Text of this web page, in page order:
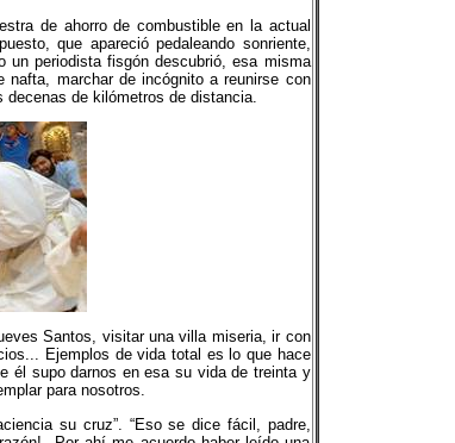
de ahorro de combustible en la actual
que apareció pedaleando sonriente,
un periodista fisgón descubrió, esa misma
nafta, marchar de incógnito a reunirse con
de kilómetros de distancia.
Santos, visitar una villa miseria, ir con
Ejemplos de vida total es lo que hace
él supo darnos en esa su vida de treinta y
para nosotros.
su cruz”. “Eso se dice fácil, padre,